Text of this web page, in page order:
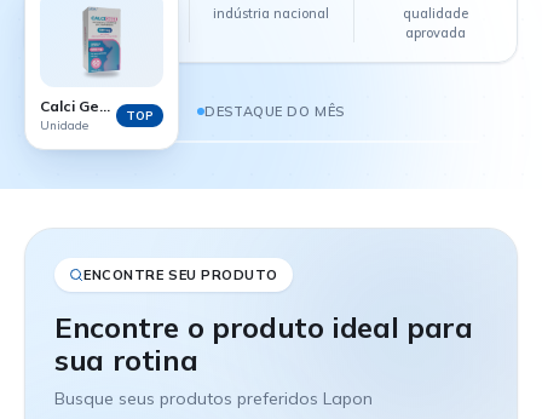
farmácias
parceiras
indústria nacional
qualidade
aprovada
DESTAQUE DO MÊS
Calci Gest - 60 comprimidos
Unidade
TOP
ENCONTRE SEU PRODUTO
Encontre o produto ideal para
sua rotina
Busque seus produtos preferidos Lapon